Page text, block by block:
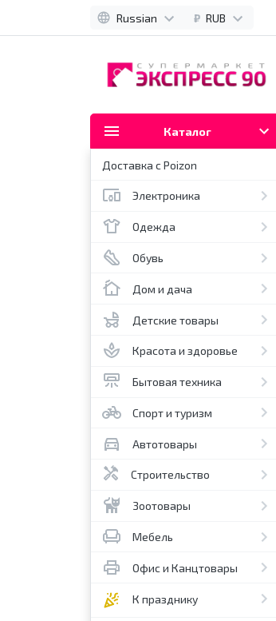
Russian ₽ RUB
Каталог
Доставка с Poizon
Электроника
Одежда
Обувь
Дом и дача
Детские товары
Красота и здоровье
Бытовая техника
Спорт и туризм
Автотовары
Строительство
Зоотовары
Мебель
Офис и Канцтовары
К празднику